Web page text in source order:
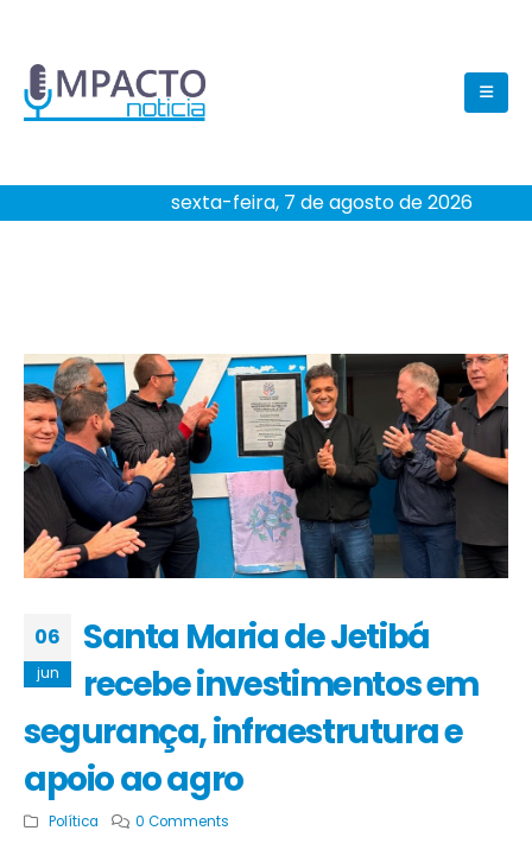
sexta-feira, 7 de agosto de 2026
06
jun
Santa Maria de Jetibá
recebe investimentos em
segurança, infraestrutura e
apoio ao agro
Política 0 Comments